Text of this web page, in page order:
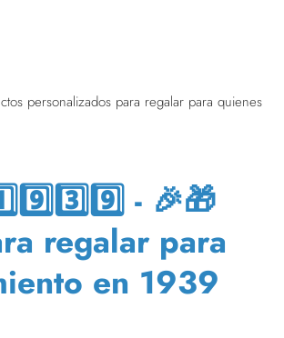
personalizados para regalar para quienes
- 🎉🎁
regalar para
en 1939